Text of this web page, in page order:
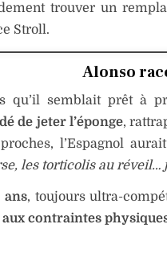
trouver un
Stroll.
Alonso
qu’il semblait prêt à
de jeter l’éponge,
l’Espagnol
les torticolis au réveil…
ans, toujours ultra-
aux contraintes